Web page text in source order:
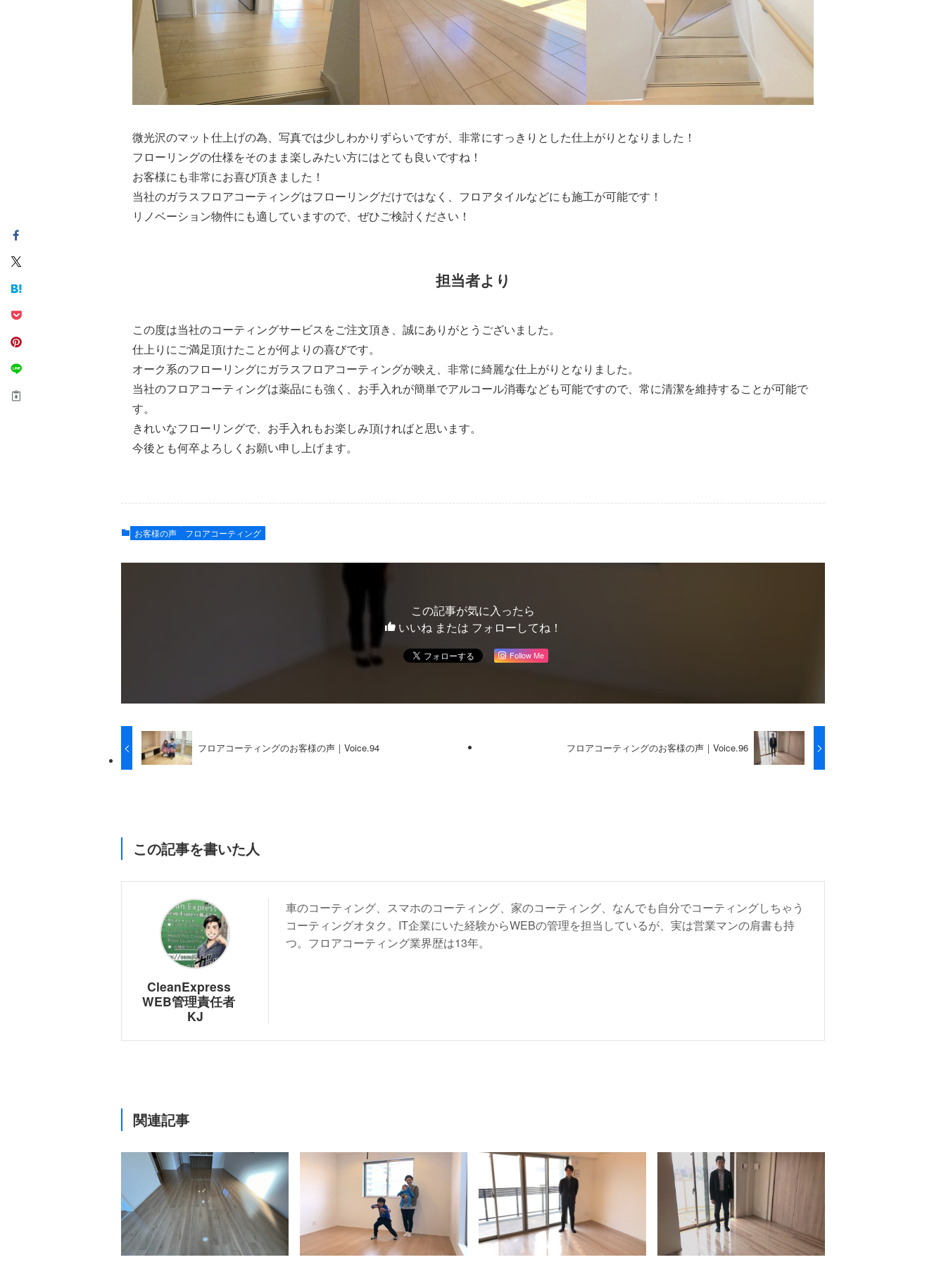
微光沢のマット仕上げの為、写真では少しわかりずらいですが、非常にすっきりとした仕上がりとなりました！
フローリングの仕様をそのまま楽しみたい方にはとても良いですね！
お客様にも非常にお喜び頂きました！
当社のガラスフロアコーティングはフローリングだけではなく、フロアタイルなどにも施工が可能です！
リノベーション物件にも適していますので、ぜひご検討ください！
担当者より
この度は当社のコーティングサービスをご注文頂き、誠にありがとうございました。
仕上りにご満足頂けたことが何よりの喜びです。
オーク系のフローリングにガラスフロアコーティングが映え、非常に綺麗な仕上がりとなりました。
当社のフロアコーティングは薬品にも強く、お手入れが簡単でアルコール消毒なども可能ですので、常に清潔を維持することが可能で
す。
きれいなフローリングで、お手入れもお楽しみ頂ければと思います。
今後とも何卒よろしくお願い申し上げます。
お客様の声 フロアコーティング
この記事が気に入ったら
いいね または フォローしてね！
Follow Me
フロアコーティングのお客様の声｜Voice.94 フロアコーティングのお客様の声｜Voice.96
この記事を書いた人
CleanExpress
WEB管理責任者
KJ
車のコーティング、スマホのコーティング、家のコーティング、なんでも自分でコーティングしちゃう
コーティングオタク。IT企業にいた経験からWEBの管理を担当しているが、実は営業マンの肩書も持
つ。フロアコーティング業界歴は13年。
関連記事